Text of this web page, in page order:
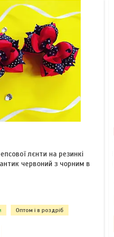
лєнти на резинкі
червоний з чорним в
Оптом і в роздріб